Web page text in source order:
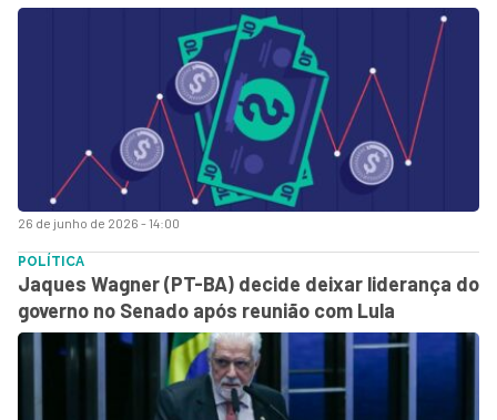
26 de junho de 2026 - 14:00
POLÍTICA
Jaques Wagner (PT-BA) decide deixar liderança do
governo no Senado após reunião com Lula